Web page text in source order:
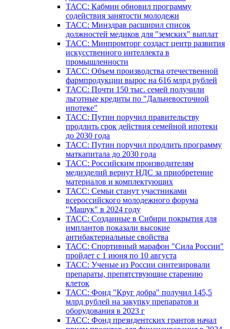
ТАСС: Кабмин обновил программу
содействия занятости молодежи
ТАСС: Минздрав расширил список
должностей медиков для "земских" выплат
ТАСС: Минпромторг создаст центр развития
искусственного интеллекта в
промышленности
ТАСС: Объем производства отечественной
фармпродукции вырос на 616 млрд рублей
ТАСС: Почти 150 тыс. семей получили
льготные кредиты по "Дальневосточной
ипотеке"
ТАСС: Путин поручил правительству
продлить срок действия семейной ипотеки
до 2030 года
ТАСС: Путин поручил продлить программу
маткапитала до 2030 года
ТАСС: Российским производителям
медизделий вернут НДС за приобретение
материалов и комплектующих
ТАСС: Семьи станут участниками
всероссийского молодежного форума
"Машук" в 2024 году
ТАСС: Созданные в Сибири покрытия для
имплантов показали высокие
антибактериальные свойства
ТАСС: Спортивный марафон "Сила России"
пройдет с 1 июня по 10 августа
ТАСС: Ученые из России синтезировали
препараты, препятствующие старению
клеток
ТАСС: Фонд "Круг добра" получил 145,5
млрд рублей на закупку препаратов и
оборудования в 2023 г
ТАСС: Фонд президентских грантов начал